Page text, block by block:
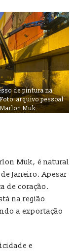
de pintura na
arquivo pessoal
Marlon Muk
Muk, é natural
Janeiro. Apesar
de coração.
na região
a exportação
e